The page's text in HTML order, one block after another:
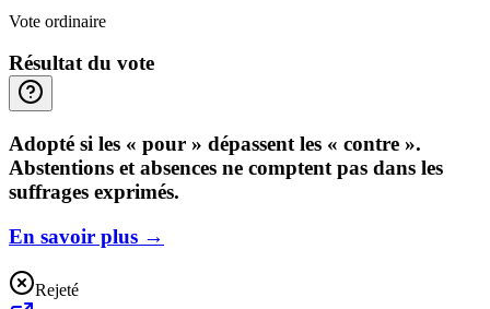
Vote ordinaire
Résultat du vote
Adopté si les « pour » dépassent les « contre ».
Abstentions et absences ne comptent pas dans les
suffrages exprimés.
En savoir plus →
Rejeté